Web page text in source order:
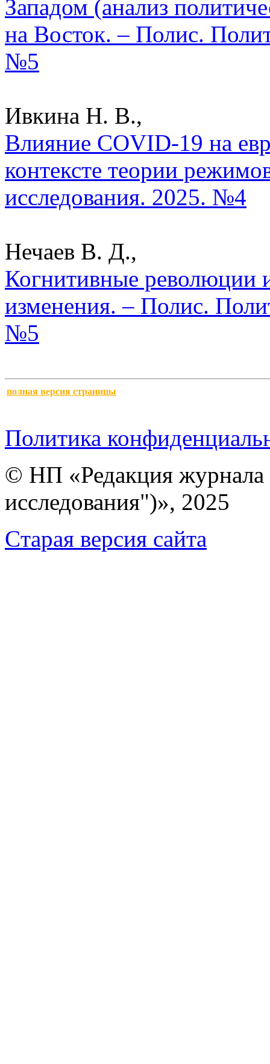
Западом (анализ
на Восток. – Полис.
№5
Ивкина Н. В.,
Влияние COVID-19 на
контексте теории
исследования. 2025. №4
Нечаев В. Д.,
Когнитивные революции
изменения. – Полис.
№5
полная версия страницы
Политика
© НП «Редакция
исследования")», 2025
Cтарая версия сайта